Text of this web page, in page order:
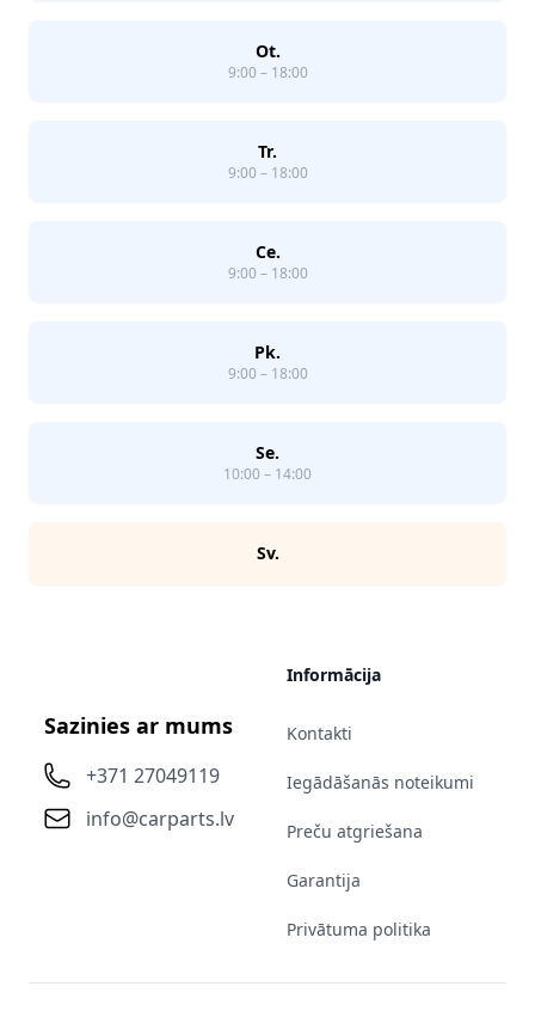
Ot.
9:00 – 18:00
Tr.
9:00 – 18:00
Ce.
9:00 – 18:00
Pk.
9:00 – 18:00
Se.
10:00 – 14:00
Sv.
Sazinies ar mums
+371 27049119
info@carparts.lv
Informācija
Kontakti
Iegādāšanās noteikumi
Preču atgriešana
Garantija
Privātuma politika